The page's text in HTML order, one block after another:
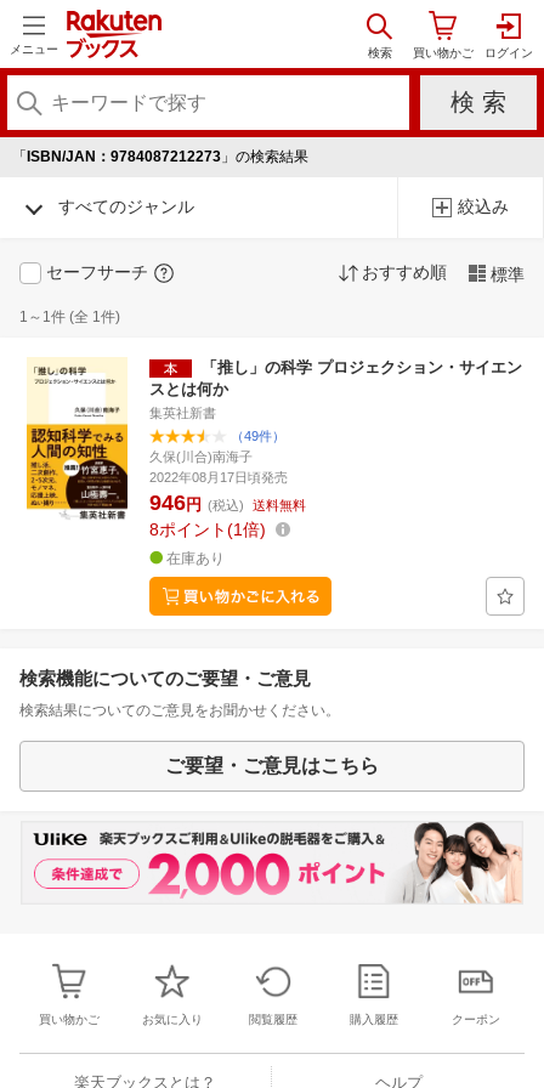
メニュー
「 ISBN/JAN：9784087212273 」の検索結果
すべてのジャンル 絞込み
セーフサーチ おすすめ順 標準
1～1件 (全 1件)
「推し」の科学 プロジェクション・サイエン
スとは何か
集英社新書
（49件）
久保(川合)南海子
2022年08月17日頃発売
946円 (税込) 送料無料
8ポイント 1倍
在庫あり
検索機能についてのご要望・ご意見
検索結果についてのご意見をお聞かせください。
ご要望・ご意見はこちら
買い物かご お気に入り 閲覧履歴 購入履歴 クーポン
楽天ブックスとは？ ヘルプ